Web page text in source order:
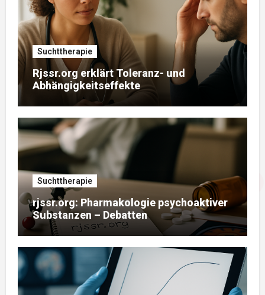
Suchttherapie
Rjssr.org erklärt Toleranz- und
Abhängigkeitseffekte
Suchttherapie
rjssr.org: Pharmakologie psychoaktiver
Substanzen – Debatten